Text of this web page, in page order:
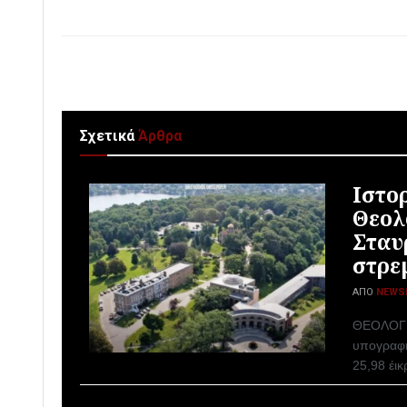
ΣχετικάΆρθρα
ΑΠΌ
25,98